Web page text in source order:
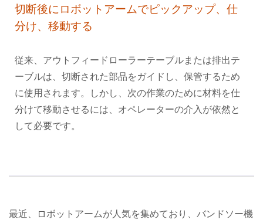
切断後にロボットアームでピックアップ、仕
分け、移動する
従来、アウトフィードローラーテーブルまたは排出テ
ーブルは、切断された部品をガイドし、保管するため
に使用されます。しかし、次の作業のために材料を仕
分けて移動させるには、オペレーターの介入が依然と
して必要です。
最近、ロボットアームが人気を集めており、バンドソー機